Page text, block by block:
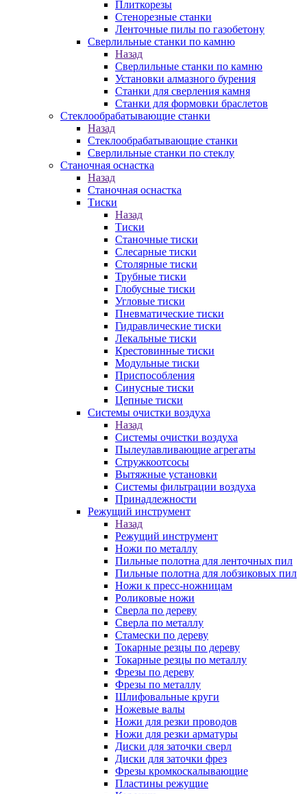
Плиткорезы
Стенорезные станки
Ленточные пилы по газобетону
Сверлильные станки по камню
Назад
Сверлильные станки по камню
Установки алмазного бурения
Станки для сверления камня
Станки для формовки браслетов
Стеклообрабатывающие станки
Назад
Стеклообрабатывающие станки
Сверлильные станки по стеклу
Станочная оснастка
Назад
Станочная оснастка
Тиски
Назад
Тиски
Станочные тиски
Слесарные тиски
Столярные тиски
Трубные тиски
Глобусные тиски
Угловые тиски
Пневматические тиски
Гидравлические тиски
Лекальные тиски
Крестовинные тиски
Модульные тиски
Приспособления
Синусные тиски
Цепные тиски
Системы очистки воздуха
Назад
Системы очистки воздуха
Пылеулавливающие агрегаты
Стружкоотсосы
Вытяжные установки
Системы фильтрации воздуха
Принадлежности
Режущий инструмент
Назад
Режущий инструмент
Ножи по металлу
Пильные полотна для ленточных пил
Пильные полотна для лобзиковых пил
Ножи к пресс-ножницам
Роликовые ножи
Сверла по дереву
Сверла по металлу
Стамески по дереву
Токарные резцы по дереву
Токарные резцы по металлу
Фрезы по дереву
Фрезы по металлу
Шлифовальные круги
Ножевые валы
Ножи для резки проводов
Ножи для резки арматуры
Диски для заточки сверл
Диски для заточки фрез
Фрезы кромкоскалывающие
Пластины режущие